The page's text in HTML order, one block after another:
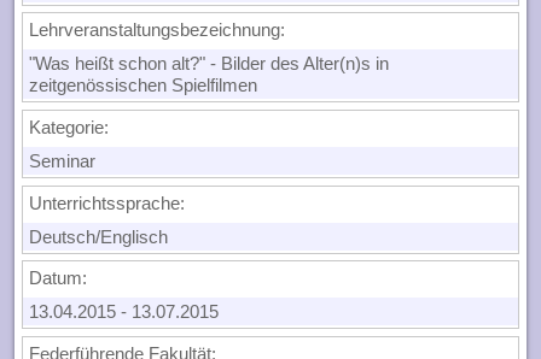
Lehrveranstaltungsbezeichnung:
"Was heißt schon alt?" - Bilder des Alter(n)s in
zeitgenössischen Spielfilmen
Kategorie:
Seminar
Unterrichtssprache:
Deutsch/Englisch
Datum:
13.04.2015 - 13.07.2015
Federführende Fakultät: